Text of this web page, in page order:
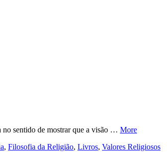
sentido de mostrar que a visão … More
, Filosofia da Religião, Livros, Valores Religiosos